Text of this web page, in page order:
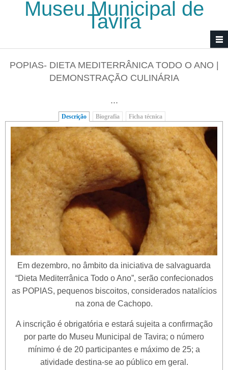
Passar para o conteúdo principal
Museu Municipal de
Tavira
POPIAS- DIETA MEDITERRÂNICA TODO O ANO |
DEMONSTRAÇÃO CULINÁRIA
...
Descrição (separador ativo)
Biografia Ficha técnica
Em dezembro, no âmbito da iniciativa de salvaguarda
“Dieta Mediterrânica Todo o Ano”, serão confecionados
as POPIAS, pequenos biscoitos, considerados natalícios
na zona de Cachopo.
A inscrição é obrigatória e estará sujeita a confirmação
por parte do Museu Municipal de Tavira; o número
mínimo é de 20 participantes e máximo de 25; a
atividade destina-se ao público em geral.